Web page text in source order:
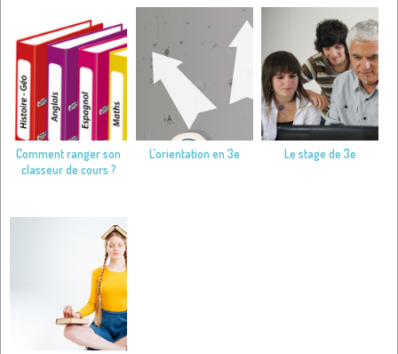
Comment ranger son
classeur de cours ?
L’orientation en 3e Le stage de 3e